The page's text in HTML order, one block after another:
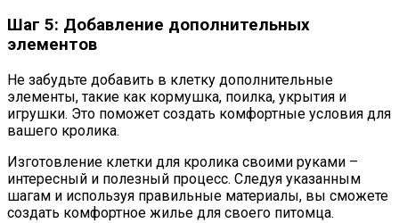
Шаг 5: Добавление дополнительных
элементов
Не забудьте добавить в клетку дополнительные
элементы, такие как кормушка, поилка, укрытия и
игрушки. Это поможет создать комфортные условия для
вашего кролика.
Изготовление клетки для кролика своими руками –
интересный и полезный процесс. Следуя указанным
шагам и используя правильные материалы, вы сможете
создать комфортное жилье для своего питомца.